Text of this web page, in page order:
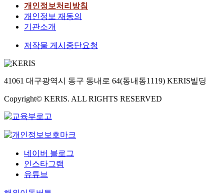
개인정보처리방침
개인정보 재동의
기관소개
저작물 게시중단요청
41061 대구광역시 동구 동내로 64(동내동1119) KERIS빌딩
Copyright© KERIS. ALL RIGHTS RESERVED
네이버 블로그
인스타그램
유튜브